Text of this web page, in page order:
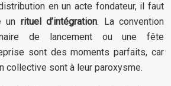
en un acte fondateur, il faut
un rituel d’intégration. La convention
de lancement ou une fête
sont des moments parfaits, car
collective sont à leur paroxysme.